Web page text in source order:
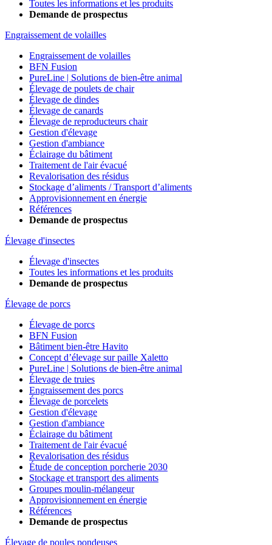
Toutes les informations et les produits
Demande de prospectus
Engraissement de volailles
Engraissement de volailles
BFN Fusion
PureLine | Solutions de bien-être animal
Élevage de poulets de chair
Élevage de dindes
Élevage de canards
Élevage de reproducteurs chair
Gestion d'élevage
Gestion d'ambiance
Éclairage du bâtiment
Traitement de l'air évacué
Revalorisation des résidus
Stockage d’aliments / Transport d’aliments
Approvisionnement en énergie
Références
Demande de prospectus
Élevage d'insectes
Élevage d'insectes
Toutes les informations et les produits
Demande de prospectus
Élevage de porcs
Élevage de porcs
BFN Fusion
Bâtiment bien-être Havito
Concept d’élevage sur paille Xaletto
PureLine | Solutions de bien-être animal
Élevage de truies
Engraissement des porcs
Élevage de porcelets
Gestion d'élevage
Gestion d'ambiance
Éclairage du bâtiment
Traitement de l'air évacué
Revalorisation des résidus
Étude de conception porcherie 2030
Stockage et transport des aliments
Groupes moulin-mélangeur
Approvisionnement en énergie
Références
Demande de prospectus
Élevage de poules pondeuses